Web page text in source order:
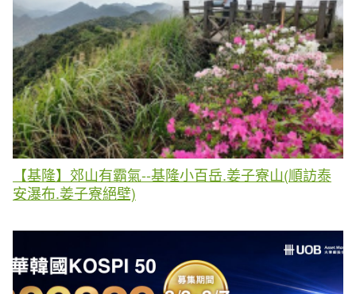
【基隆】郊山有霸氣--基隆小百岳.姜子寮山(順訪泰
安瀑布.姜子寮絕壁)